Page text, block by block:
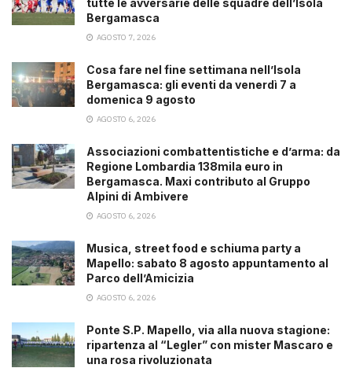
Bergamasca
AGOSTO 7, 2026
Cosa fare nel fine settimana nell’Isola
Bergamasca: gli eventi da venerdì 7 a
domenica 9 agosto
AGOSTO 6, 2026
Associazioni combattentistiche e d’arma: da
Regione Lombardia 138mila euro in
Bergamasca. Maxi contributo al Gruppo
Alpini di Ambivere
AGOSTO 6, 2026
Musica, street food e schiuma party a
Mapello: sabato 8 agosto appuntamento al
Parco dell’Amicizia
AGOSTO 6, 2026
Ponte S.P. Mapello, via alla nuova stagione:
ripartenza al “Legler” con mister Mascaro e
una rosa rivoluzionata